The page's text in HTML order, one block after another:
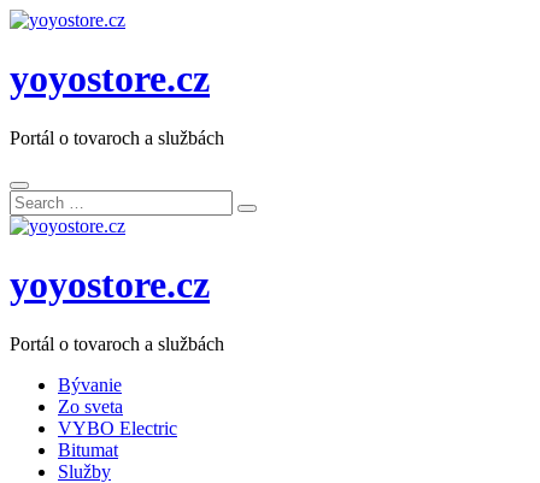
yoyostore.cz
Portál o tovaroch a službách
Search
for:
Search
yoyostore.cz
Portál o tovaroch a službách
Bývanie
Zo sveta
VYBO Electric
Bitumat
Služby